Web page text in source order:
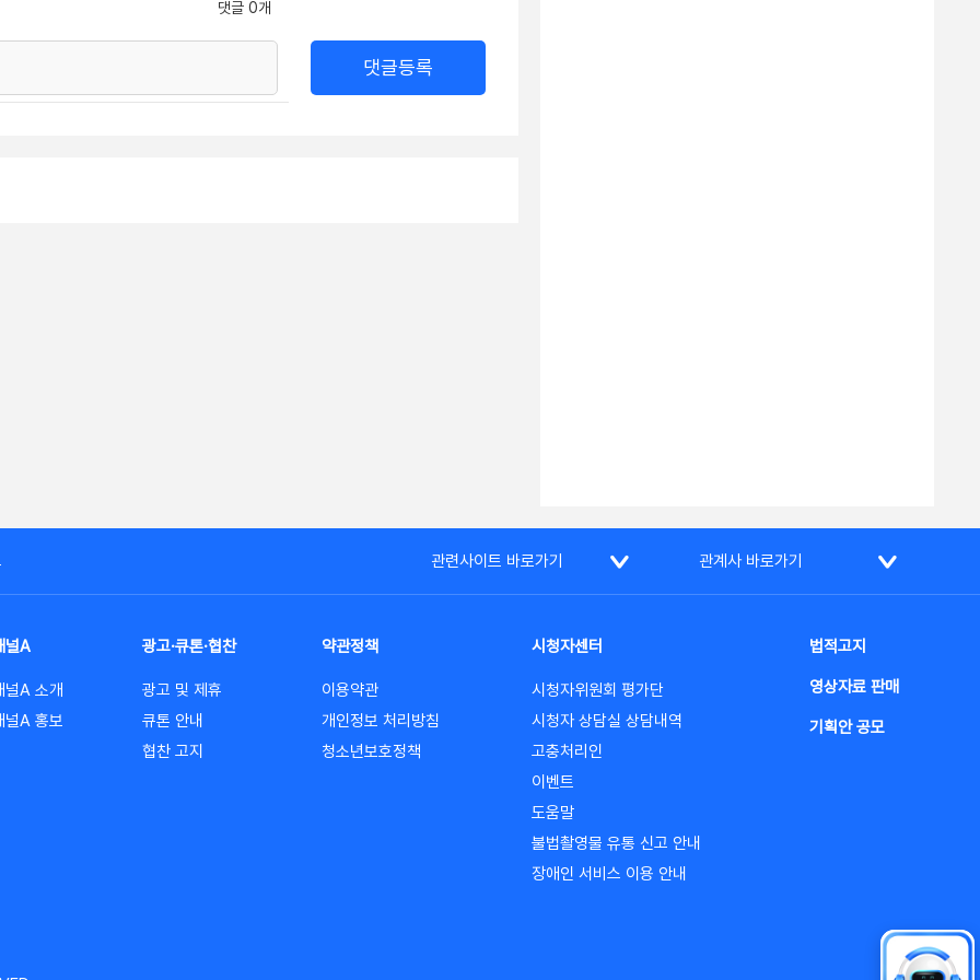
댓글 0개
댓글등록
관련사이트 바로가기 관계사 바로가기
널A
널A 소개
널A 홍보
광고·큐톤·협찬
광고 및 제휴
큐톤 안내
협찬 고지
약관정책
이용약관
개인정보 처리방침
청소년보호정책
시청자센터
시청자위원회 평가단
시청자 상담실 상담내역
고충처리인
이벤트
도움말
불법촬영물 유통 신고 안내
장애인 서비스 이용 안내
법적고지
영상자료 판매
기획안 공모